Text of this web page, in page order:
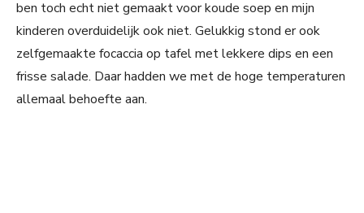
ben toch echt niet gemaakt voor koude soep en mijn
kinderen overduidelijk ook niet. Gelukkig stond er ook
zelfgemaakte focaccia op tafel met lekkere dips en een
frisse salade. Daar hadden we met de hoge temperaturen
allemaal behoefte aan.